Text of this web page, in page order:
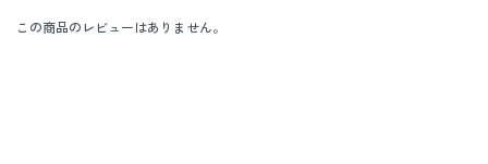
この商品のレビューはありません。